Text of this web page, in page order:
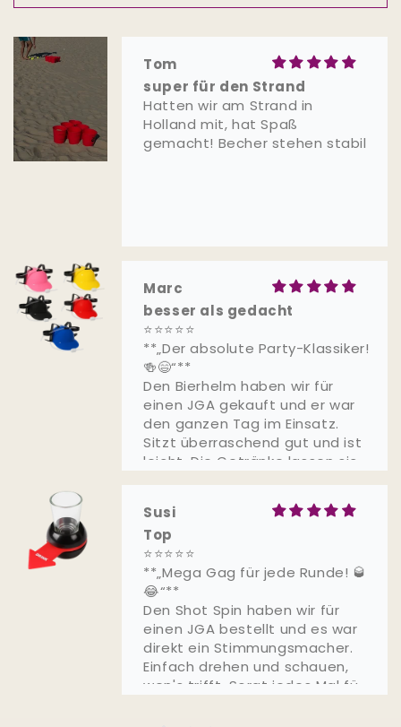
Qualität ist auch top und für
den Preis echt nice.
Tom
super für den Strand
Hatten wir am Strand in
Holland mit, hat Spaß
gemacht! Becher stehen stabil
Marc
besser als gedacht
⭐⭐⭐⭐⭐
**„Der absolute Party-Klassiker!
🍻😄“**
Den Bierhelm haben wir für
einen JGA gekauft und er war
den ganzen Tag im Einsatz.
Sitzt überraschend gut und ist
leicht. Die Getränke lassen sich
problemlos anschließen und er
macht jede Party einfach noch
lustiger. Für JGAs oder Festivals
eine klare Empfehlung!
Susi
Top
⭐⭐⭐⭐⭐
**„Mega Gag für jede Runde! 🥃
😂“**
Den Shot Spin haben wir für
einen JGA bestellt und es war
direkt ein Stimmungsmacher.
Einfach drehen und schauen,
wen's trifft. Sorgt jedes Mal für